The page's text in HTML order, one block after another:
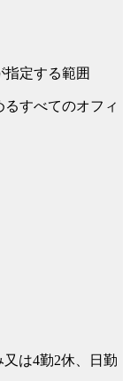
定する範囲
すべてのオフィ
は4勤2休、日勤